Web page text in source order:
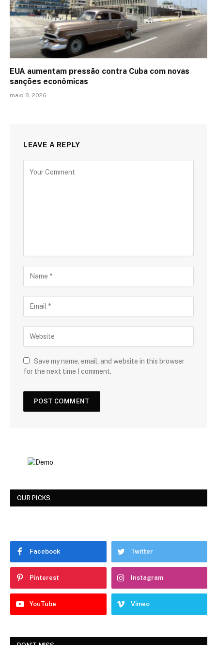
EUA aumentam pressão contra Cuba com novas
sanções econômicas
maio 8, 2026
LEAVE A REPLY
Save my name, email, and website in this browser
for the next time I comment.
OUR PICKS
Facebook Twitter
Pinterest Instagram
YouTube Vimeo